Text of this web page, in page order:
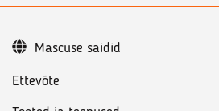
Ettevõte
Mascuse saidid